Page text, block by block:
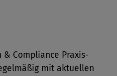
& Compliance Praxis-
mit aktuellen